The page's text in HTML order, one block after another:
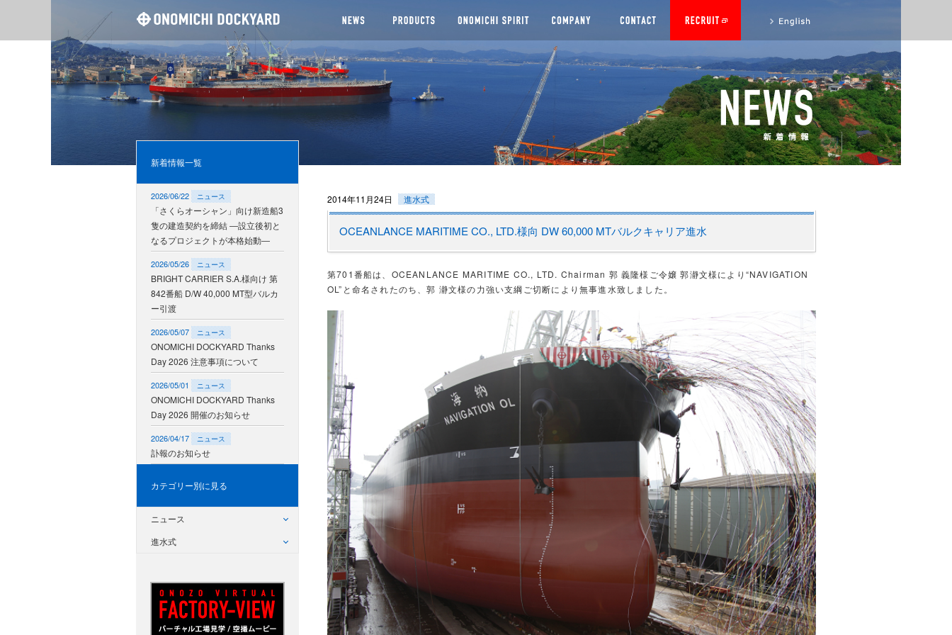
2014年11月24日 進水式
OCEANLANCE MARITIME CO., LTD.様向 DW 60,000 MTバルクキャリア進水
第701番船は、OCEANLANCE MARITIME CO., LTD. Chairman 郭 義隆様ご令嬢 郭瀞文様により“NAVIGATION
OL”と命名されたのち、郭 瀞文様の力強い支綱ご切断により無事進水致しました。
新着情報一覧
2026/06/22 ニュース
「さくらオーシャン」向け新造船3
隻の建造契約を締結 ―設立後初と
なるプロジェクトが本格始動―
2026/05/26 ニュース
BRIGHT CARRIER S.A.様向け 第
842番船 D/W 40,000 MT型バルカ
ー引渡
2026/05/07 ニュース
ONOMICHI DOCKYARD Thanks
Day 2026 注意事項について
2026/05/01 ニュース
ONOMICHI DOCKYARD Thanks
Day 2026 開催のお知らせ
2026/04/17 ニュース
訃報のお知らせ
カテゴリー別に見る
ニュース
進水式